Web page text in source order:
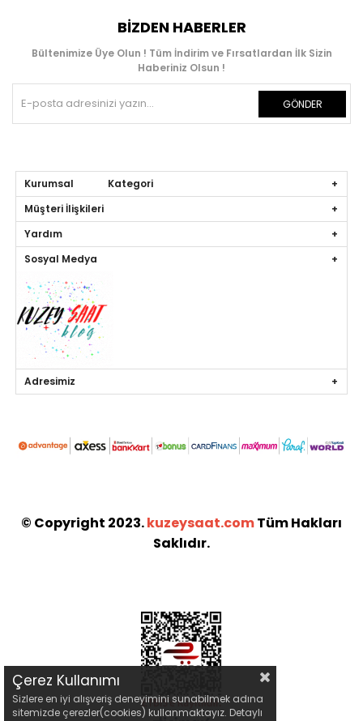
BIZDEN HABERLER
Bültenimize Üye Olun ! Tüm İndirim ve Fırsatlardan İlk Sizin
Haberiniz Olsun !
GÖNDER
Kurumsal Kategori
Müşteri İlişkileri
Yardım
Sosyal Medya
Adresimiz
© Copyright 2023.kuzeysaat.comTüm Hakları
Saklıdır.
Çerez Kullanımı
Sizlere en iyi alışveriş deneyimini sunabilmek adına
sitemizde çerezler(cookies) kullanmaktayız. Detaylı